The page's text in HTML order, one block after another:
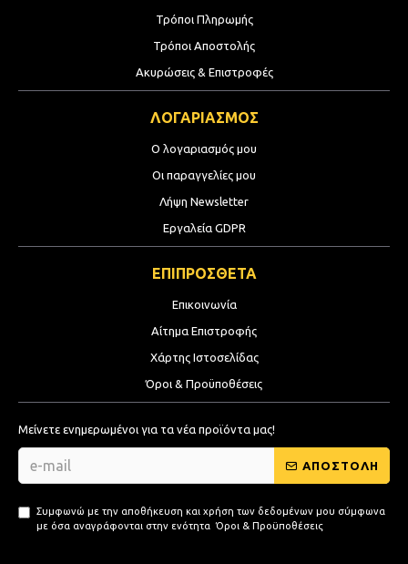
Τρόποι Πληρωμής
Τρόποι Αποστολής
Ακυρώσεις & Επιστροφές
ΛΟΓΑΡΙΑΣΜΟΣ
Ο λογαριασμός μου
Οι παραγγελίες μου
Λήψη Newsletter
Εργαλεία GDPR
ΕΠΙΠΡΟΣΘΕΤΑ
Επικοινωνία
Αίτημα Επιστροφής
Χάρτης Ιστοσελίδας
Όροι & Προϋποθέσεις
Μείνετε ενημερωμένοι για τα νέα προϊόντα μας!
ΑΠΟΣΤΟΛΗ
Συμφωνώ με την αποθήκευση και χρήση των δεδομένων μου σύμφωνα
με όσα αναγράφονται στην ενότητα Όροι & Προϋποθέσεις